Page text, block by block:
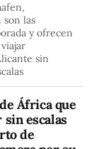
son las
y ofrecen
sin
África que
escalas
de